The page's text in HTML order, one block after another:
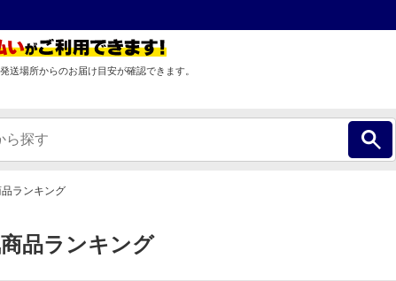
送場所からのお届け目安が確認できます。
ランキング
品ランキング